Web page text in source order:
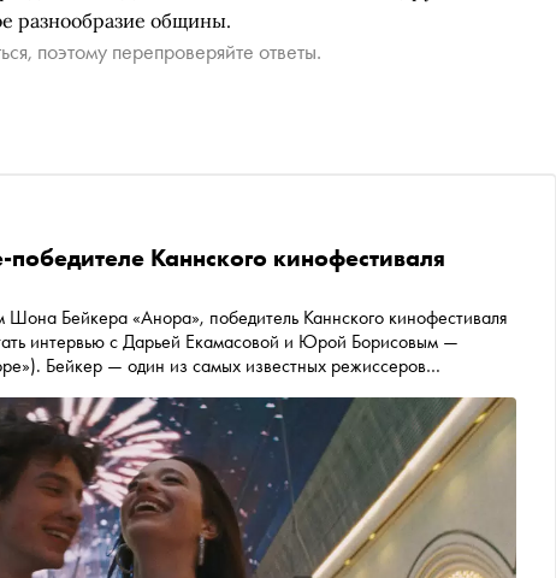
разнообразие общины.
поэтому перепроверяйте ответы.
Каннского кинофестиваля
Бейкера «Анора», победитель Каннского кинофестиваля
Бейкер — один из самых известных режиссеров
«Анора» — не лучшая попытка Бейкера поговорить на
Дмитрий Елагин